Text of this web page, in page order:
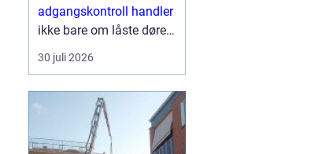
adgangskontroll handler
ikke bare om låste dører.
Det handler om å ha
oversikt, kunne styre
sikre mennesker, verdier
og informasjon på en
ryddig måte. Moderne
30 juli 2026